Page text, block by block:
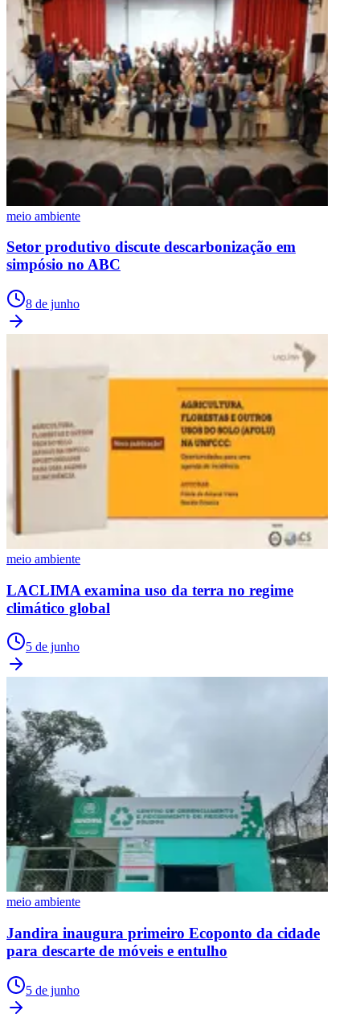
meio ambiente
Setor produtivo discute descarbonização em
simpósio no ABC
8 de junho
meio ambiente
LACLIMA examina uso da terra no regime
climático global
5 de junho
meio ambiente
Jandira inaugura primeiro Ecoponto da cidade
para descarte de móveis e entulho
5 de junho